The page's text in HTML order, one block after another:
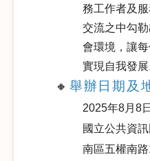
務工作者及
交流之中勾
會環境，讓
實現自我發展
🔸 舉辦日期及
2025年8月8
國立公共資
南區五權南路